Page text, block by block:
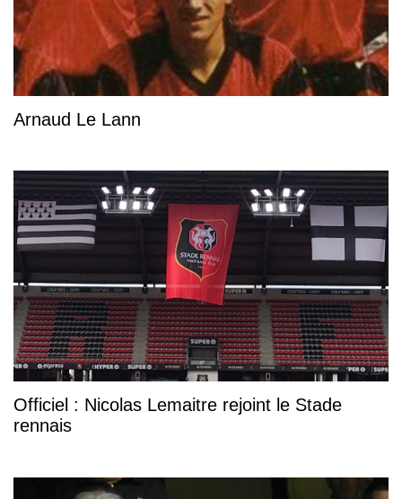
Arnaud Le Lann
Officiel : Nicolas Lemaitre rejoint le Stade
rennais